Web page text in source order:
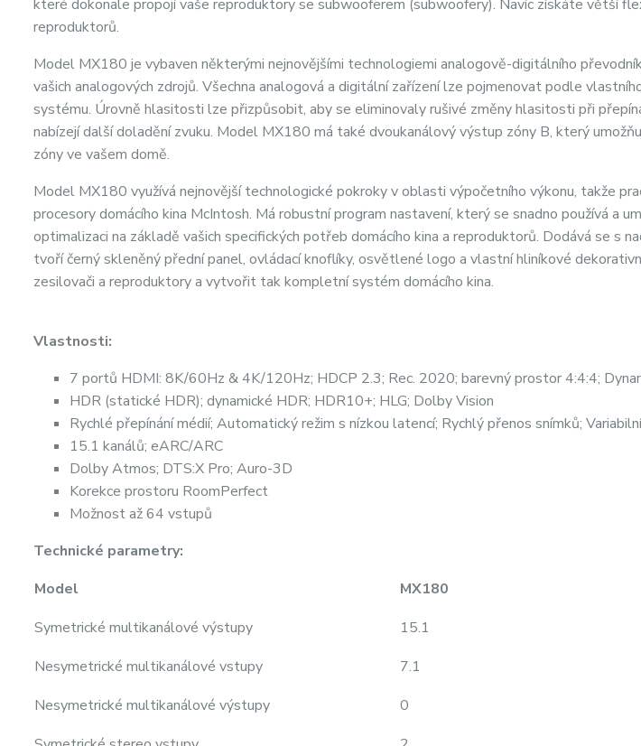
které dokonale propojí vaše reproduktory se subwooferem (subwoofery). Navíc získáte větší
reproduktorů.
Model MX180 je vybaven některými nejnovějšími technologiemi analogově-digitálního
vašich analogových zdrojů. Všechna analogová a digitální zařízení lze pojmenovat podle
systému. Úrovně hlasitosti lze přizpůsobit, aby se eliminovaly rušivé změny hlasitosti při
nabízejí další doladění zvuku. Model MX180 má také dvoukanálový výstup zóny B, který
zóny ve vašem domě.
Model MX180 využívá nejnovější technologické pokroky v oblasti výpočetního výkonu, takže
procesory domácího kina McIntosh. Má robustní program nastavení, který se snadno používá a
optimalizaci na základě vašich specifických potřeb domácího kina a reproduktorů. Dodává se s
tvoří černý skleněný přední panel, ovládací knoflíky, osvětlené logo a vlastní hliníkové
zesilovači a reproduktory a vytvořit tak kompletní systém domácího kina.
Vlastnosti:
7 portů HDMI: 8K/60Hz & 4K/120Hz; HDCP 2.3; Rec. 2020; barevný prostor 4:4:4;
HDR (statické HDR); dynamické HDR; HDR10+; HLG; Dolby Vision
Rychlé přepínání médií; Automatický režim s nízkou latencí; Rychlý přenos snímků;
15.1 kanálů; eARC/ARC
Dolby Atmos; DTS:X Pro; Auro-3D
Korekce prostoru RoomPerfect
Možnost až 64 vstupů
Technické parametry:
Model
MX180
Symetrické multikanálové výstupy
15.1
Nesymetrické multikanálové vstupy
7.1
Nesymetrické multikanálové výstupy
0